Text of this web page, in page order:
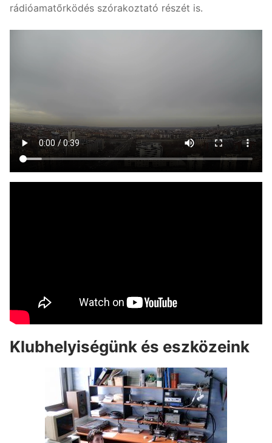
rádióamatőrködés szórakoztató részét is.
Klubhelyiségünk és eszközeink